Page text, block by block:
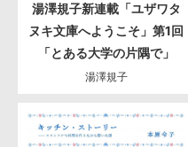
湯澤規子新連載「ユザワタ
ヌキ文庫へようこそ」第1回
「とある大学の片隅で」
湯澤規子